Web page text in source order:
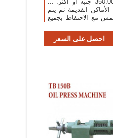
في الشحن المجاني بقيمة 350.00 جنيه او اكثر. ...
القديمة ثم يتم
مع الاحتفاظ بجميع
احصل على السعر